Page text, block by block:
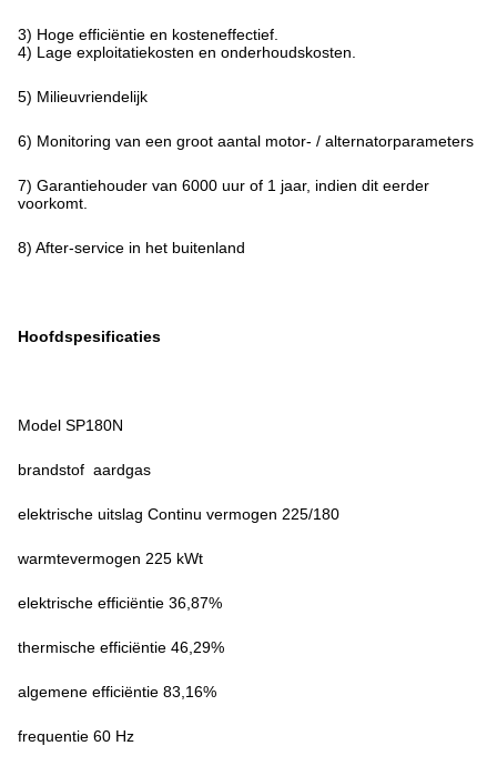
3) Hoge efficiëntie en kosteneffectief.
4) Lage exploitatiekosten en onderhoudskosten.
5) Milieuvriendelijk
6) Monitoring van een groot aantal motor- / alternatorparameters
7) Garantiehouder van 6000 uur of 1 jaar, indien dit eerder
voorkomt.
8) After-service in het buitenland
Hoofdspesificaties
Model SP180N
brandstof ️ aardgas
elektrische uitslag Continu vermogen 225/180
warmtevermogen 225 kWt
elektrische efficiëntie 36,87%
thermische efficiëntie 46,29%
algemene efficiëntie 83,16%
frequentie 60 Hz